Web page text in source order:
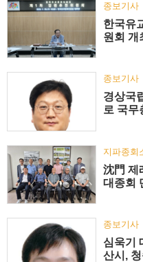
종보기사
한국유
원회
종보기사
경상국
로 국무
지파종회
沈門 제
대종회
종보기사
심욱기
산시,